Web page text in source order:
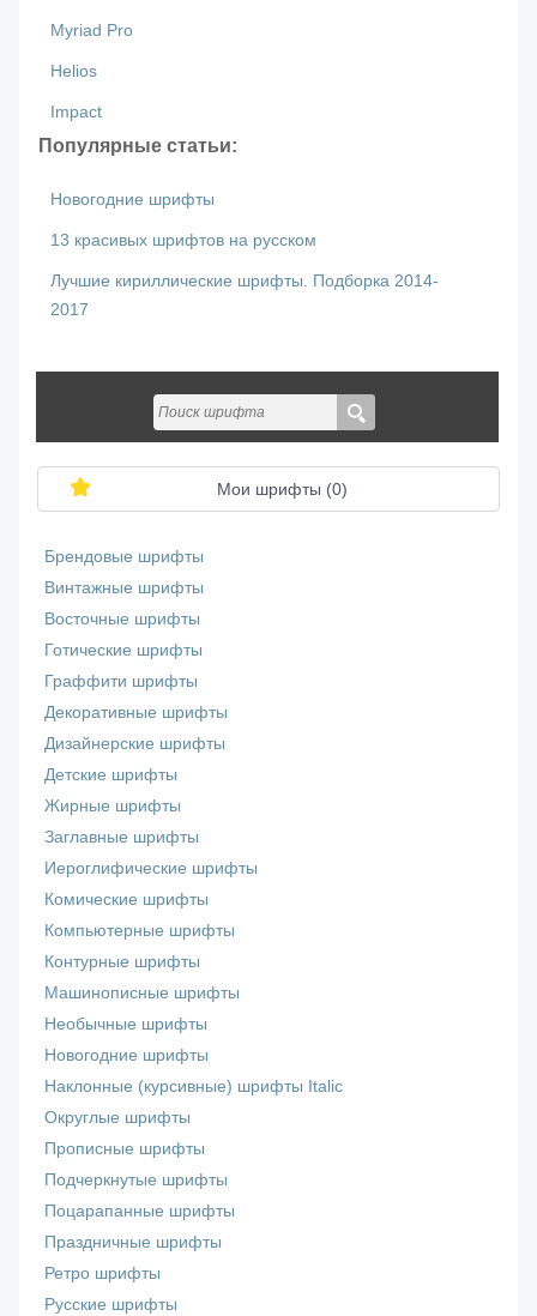
Myriad Pro
Helios
Impact
Популярные статьи:
Новогодние шрифты
13 красивых шрифтов на русском
Лучшие кириллические шрифты. Подборка 2014-
2017
Мои шрифты (0)
Брендовые шрифты
Винтажные шрифты
Восточные шрифты
Готические шрифты
Граффити шрифты
Декоративные шрифты
Дизайнерские шрифты
Детские шрифты
Жирные шрифты
Заглавные шрифты
Иероглифические шрифты
Комические шрифты
Компьютерные шрифты
Контурные шрифты
Машинописные шрифты
Необычные шрифты
Новогодние шрифты
Наклонные (курсивные) шрифты Italic
Округлые шрифты
Прописные шрифты
Подчеркнутые шрифты
Поцарапанные шрифты
Праздничные шрифты
Ретро шрифты
Русские шрифты